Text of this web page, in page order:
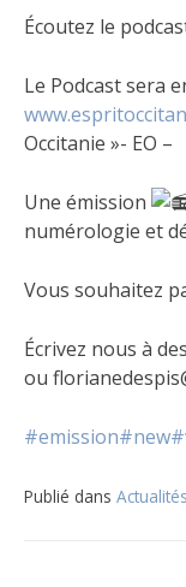
Écoutez le
Le Podcast sera
Occitanie »- EO –
Une émission
numérologie et
Vous souhaitez
Écrivez nous à
ou
#emission#new
Publié dans Actualités